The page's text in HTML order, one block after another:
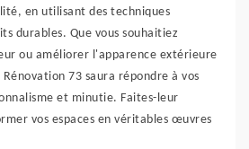
en utilisant des techniques
durables. Que vous souhaitiez
ou améliorer l'apparence extérieure
73 saura répondre à vos
et minutie. Faites-leur
vos espaces en véritables œuvres